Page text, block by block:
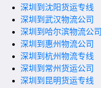
深圳到沈阳货运专线
深圳到武汉物流公司
深圳到哈尔滨物流公司
深圳到惠州物流公司
深圳到杭州物流专线
深圳到常州货运公司
深圳到昆明货运专线